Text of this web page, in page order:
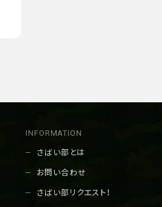
INFORMATION
さばい部とは
お問い合わせ
さばい部リクエスト！